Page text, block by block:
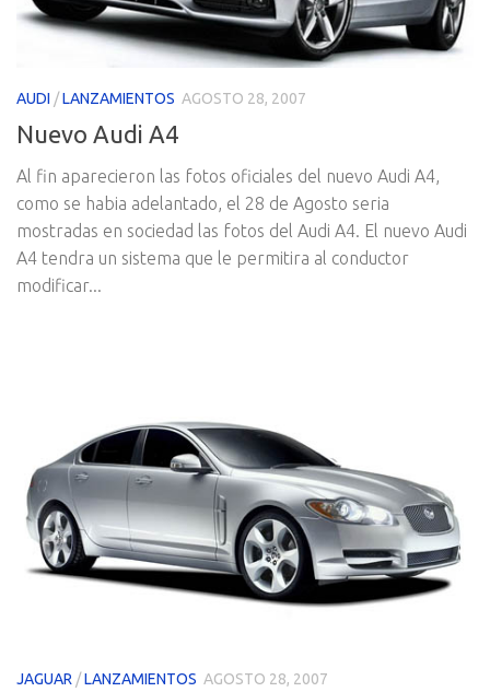
AUDI /LANZAMIENTOS AGOSTO 28, 2007
Nuevo Audi A4
Al fin aparecieron las fotos oficiales del nuevo Audi A4,
como se habia adelantado, el 28 de Agosto seria
mostradas en sociedad las fotos del Audi A4. El nuevo Audi
A4 tendra un sistema que le permitira al conductor
modificar...
JAGUAR /LANZAMIENTOS AGOSTO 28, 2007